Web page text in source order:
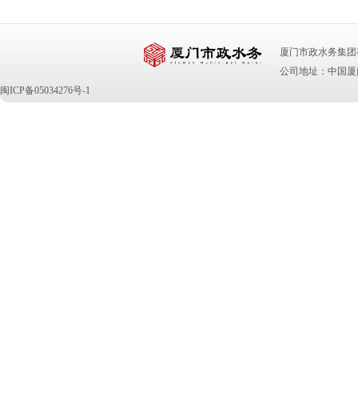
厦门市政水务集团
公司地址：中国
闽ICP备05034276号-1